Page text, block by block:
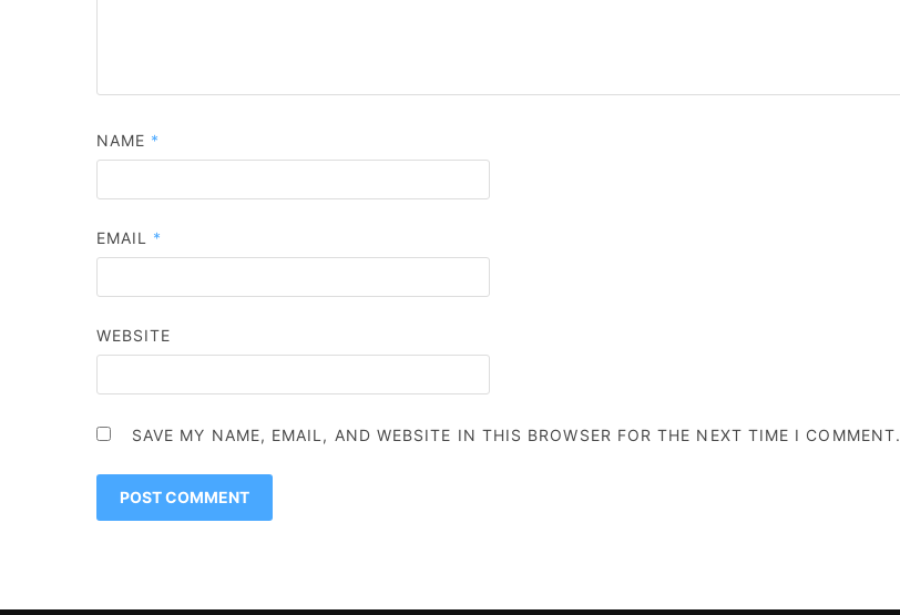
NAME *
EMAIL *
WEBSITE
SAVE MY NAME, EMAIL, AND WEBSITE IN THIS BROWSER FOR THE NEXT TIME I COMMENT.